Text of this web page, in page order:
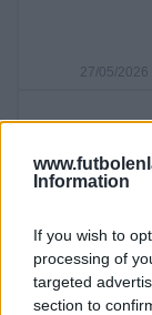
Information
If you wish to
processing of
targeted
section to
27/05/2026
RCN